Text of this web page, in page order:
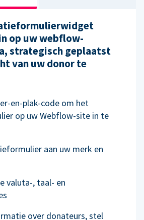
op uw webflow-
strategisch geplaatst
van uw donor te
en-plak-code om het
op uw Webflow-site in te
aan uw merk en
valuta-, taal- en
over donateurs, stel